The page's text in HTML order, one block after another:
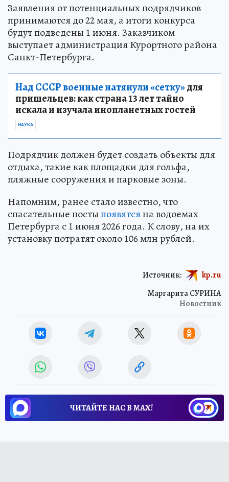
Заявления от потенциальных подрядчиков
принимаются до 22 мая, а итоги конкурса
будут подведены 1 июня. Заказчиком
выступает администрация Курортного района
Санкт-Петербурга.
Над СССР военные натянули «сетку»для
пришельцев: как страна 13 лет тайно
искала и изучала инопланетных гостей
НАУКА
Подрядчик должен будет создать объекты для
отдыха, такие как площадки для гольфа,
пляжные сооружения и парковые зоны.
Напомним, ранее стало известно, что
спасательные постыпоявятсяна водоемах
Петербурга с 1 июня 2026 года. К слову, на их
установку потратят около 106 млн рублей.
Маргарита СУРИНА
Новостник
Источник: kp.ru
ЧИТАЙТЕ НАС В МАХ!